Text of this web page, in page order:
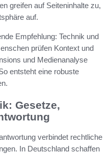
greifen auf Seiteninhalte zu,
auf.
Empfehlung: Technik und
prüfen Kontext und
und Medienanalyse
entsteht eine robuste
Gesetze,
verbindet rechtliche
In Deutschland schaffen